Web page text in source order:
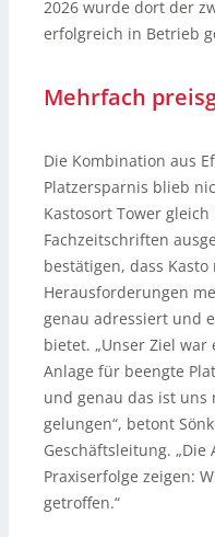
2026 wurde dort der
erfolgreich in Betrieb
Mehrfach
Die Kombination aus
Platzersparnis blieb
Kastosort Tower
Fachzeitschriften
bestätigen, dass
Herausforderungen
genau adressiert und
bietet. „Unser Ziel
Anlage für beengte
und genau das ist uns
gelungen“, betont
Geschäftsleitung.
Praxiserfolge zeigen:
getroffen.“